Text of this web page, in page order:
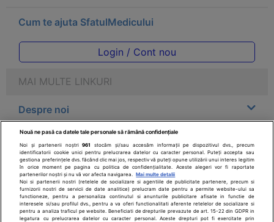
Cum te ajuta SfatulMedicului
Login / Cont nou
MAI MULTE LINKURI
Despre noi
Legal
Drepturile consumatorului
Parteneri
Nouă ne pasă ca datele tale personale să rămână confidențiale
Noi și partenerii noștri961
stocăm și/sau accesăm informații pe dispozitivul dvs., precum
identificatorii cookie unici pentru prelucrarea datelor cu caracter personal. Puteți accepta sau
gestiona preferințele dvs. făcând clic mai jos, respectiv vă puteți opune utilizării unui interes legitim
în orice moment pe pagina cu politica de confidențialitate. Aceste alegeri vor fi raportate
partenerilor noștri și nu vă vor afecta navigarea.
Mai multe detalii
Noi si partenerii nostri (retelele de socializare si agentiile de publicitate partenere, precum si
furnizorii nostri de servicii de date analitice) prelucram date pentru a permite website-ului sa
functioneze, pentru a personaliza continutul si anunturile publicitare afisate in functie de
interesele si/sau profilul dvs., pentru a va oferi functionalitati aferente retelelor de socializare si
pentru a analiza traficul pe website. Beneficiati de drepturile prevazute de art. 15-22 din GDPR in
legatura cu prelucrarea datelor cu caracter personal. Aceste drepturi pot fi exercitate prin